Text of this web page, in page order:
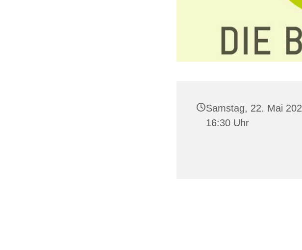
Samstag, 22. Mai
16:30 Uhr